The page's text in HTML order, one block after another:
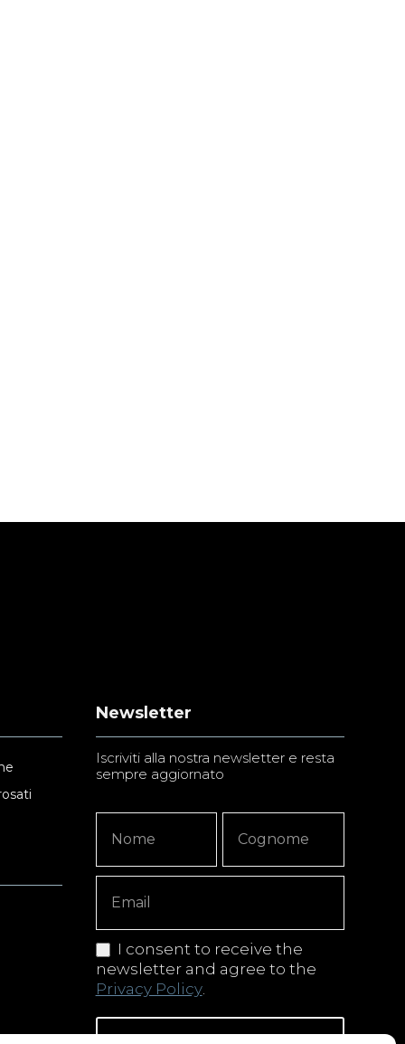
Newsletter
Iscriviti alla nostra newsletter e resta
sempre aggiornato
Signup
Copy
I consent to receive the
newsletter and agree to the
Privacy Policy.